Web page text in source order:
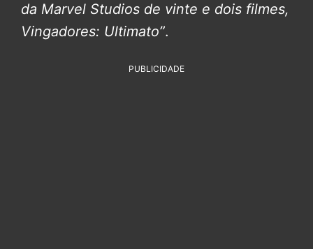
da Marvel Studios de vinte e dois filmes,
Vingadores: Ultimato”.
PUBLICIDADE